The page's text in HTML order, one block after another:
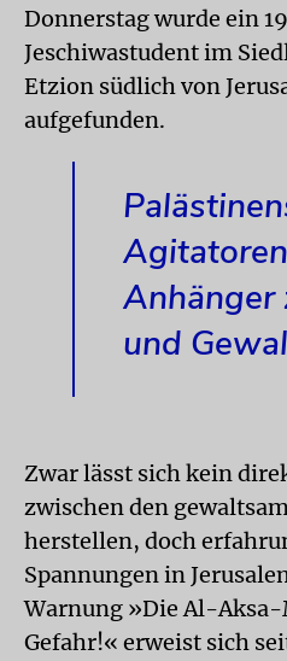
Donnerstag wurde ein
Jeschiwastudent im
Etzion südlich von
aufgefunden.
Anhänger
und
Zwar lässt sich kein
zwischen den
herstellen, doch
Spannungen in
Warnung »Die Al-
Gefahr!« erweist sich